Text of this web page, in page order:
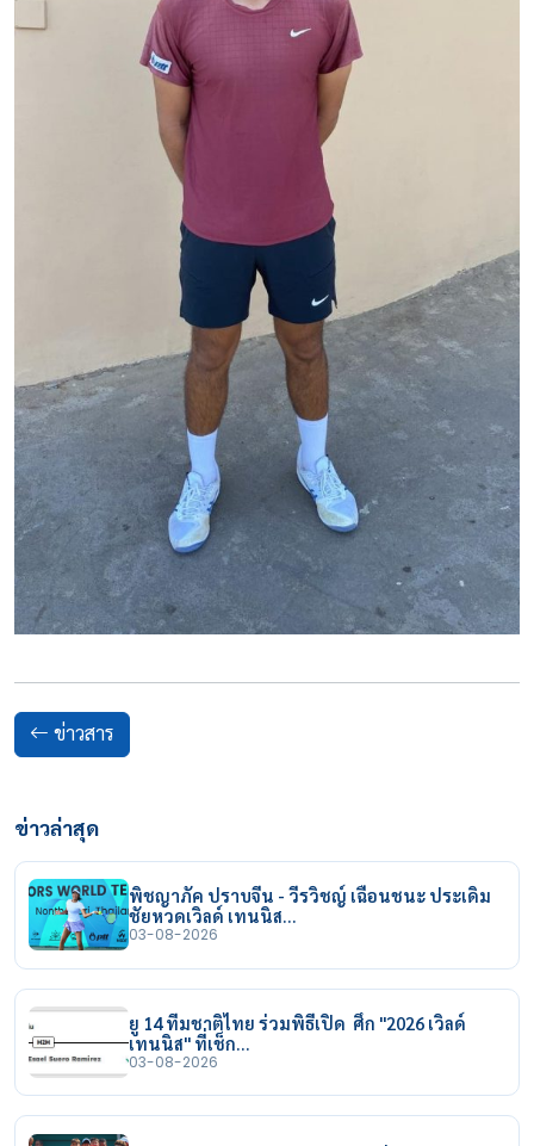
ข่าวสาร
ข่าวล่าสุด
พิชญาภัค ปราบจีน - วีรวิชญ์ เฉือนชนะ ประเดิม
ชัยหวดเวิลด์ เทนนิส…
03-08-2026
ยู 14 ทีมชาติไทย ร่วมพิธีเปิด ศึก "2026 เวิลด์
เทนนิส" ที่เช็ก…
03-08-2026